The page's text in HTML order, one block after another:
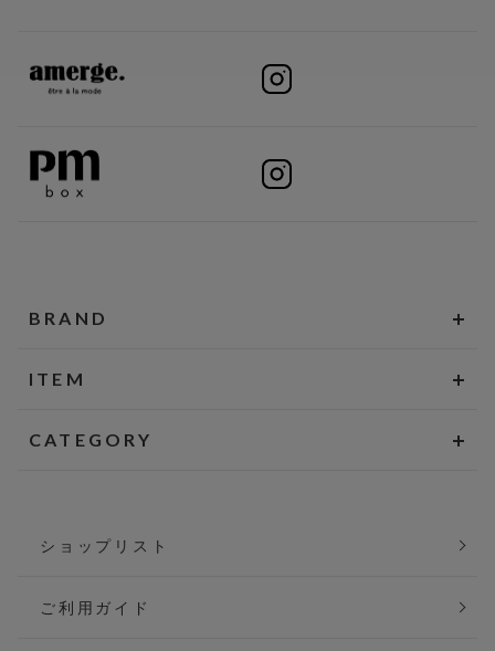
BRAND
ITEM
CATEGORY
ショップリスト
ご利用ガイド